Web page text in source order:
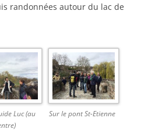
randonnées autour du lac de
Luc (au
Sur le pont St-Etienne